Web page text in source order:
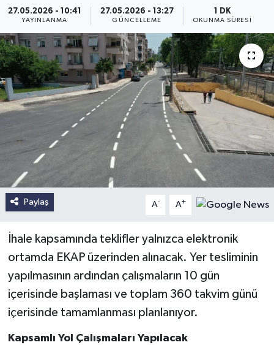
27.05.2026 - 10:41
YAYINLANMA
27.05.2026 - 13:27
GÜNCELLEME
1 DK
OKUNMA SÜRESI
Paylaş A- A+
İhale kapsamında teklifler yalnızca elektronik
ortamda EKAP üzerinden alınacak. Yer tesliminin
yapılmasının ardından çalışmaların 10 gün
içerisinde başlaması ve toplam 360 takvim günü
içerisinde tamamlanması planlanıyor.
Kapsamlı Yol Çalışmaları Yapılacak